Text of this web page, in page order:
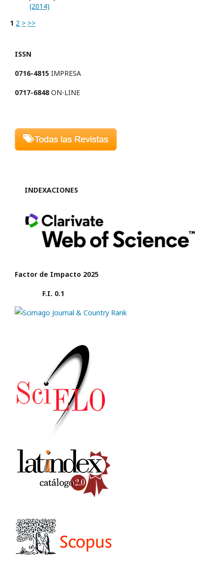
(2014)
1 2 > >>
ISSN
0716-4815 IMPRESA
0717-6848ON-LINE
INDEXACIONES
Factor de Impacto 2025
F.I. 0.1